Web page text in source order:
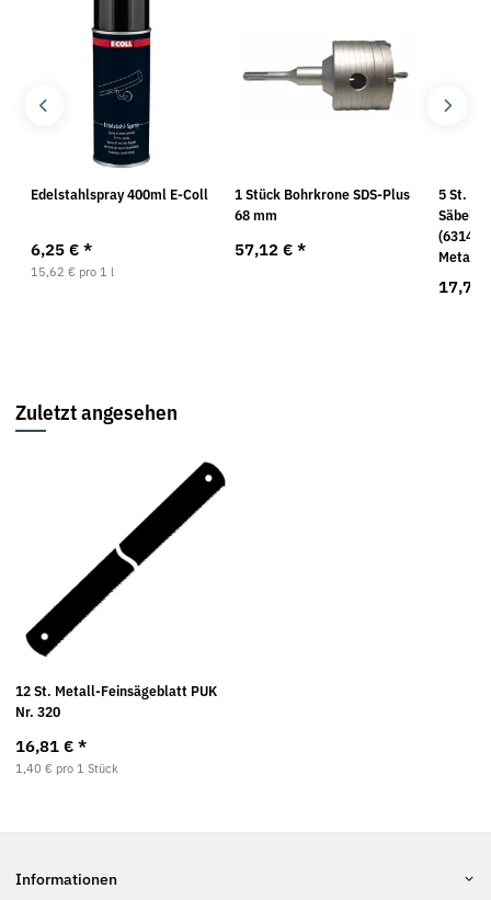
Edelstahlspray 400ml E-Coll
6,25 € *
15,62 € pro 1 l
1 Stück Bohrkrone SDS-Plus
68 mm
57,12 € *
5 St.
Metabo
17,70
Zuletzt angesehen
12 St. Metall-Feinsägeblatt PUK
Nr. 320
16,81 € *
1,40 € pro 1 Stück
Informationen